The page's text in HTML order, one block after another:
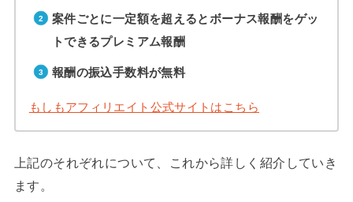
案件ごとに一定額を超えるとボーナス報酬をゲッ
トできるプレミアム報酬
報酬の振込手数料が無料
もしもアフィリエイト公式サイトはこちら
上記のそれぞれについて、これから詳しく紹介していき
ます。